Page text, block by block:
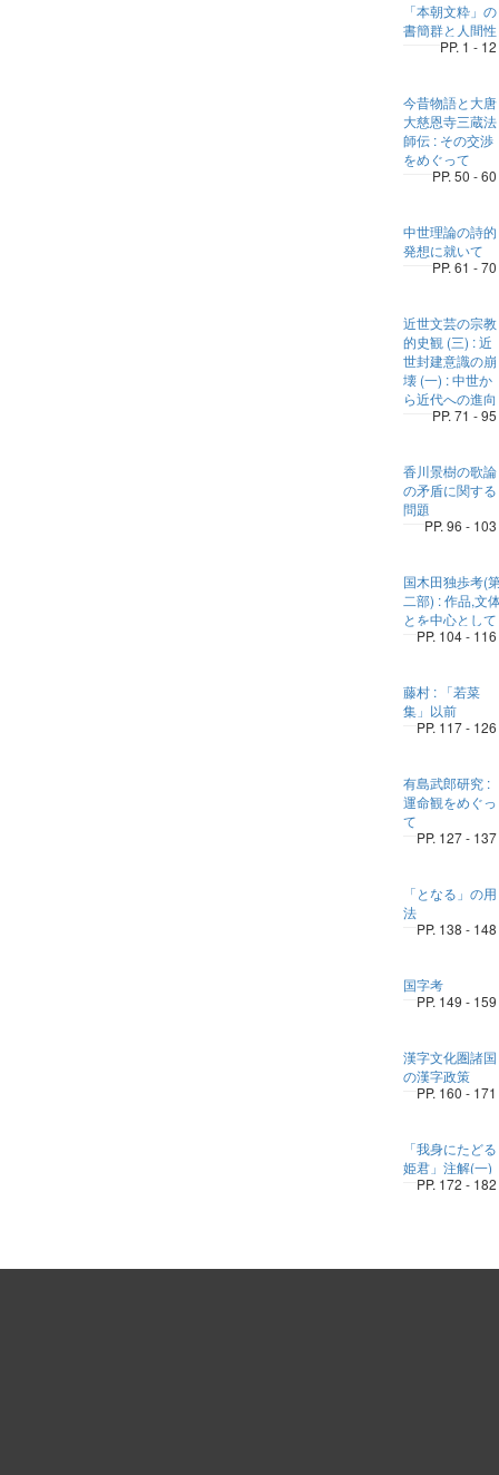
「本朝文粋」の
書簡群と人間性
PP. 1 - 12
今昔物語と大唐
大慈恩寺三蔵法
師伝 : その交渉
をめぐって
PP. 50 - 60
中世理論の詩的
発想に就いて
PP. 61 - 70
近世文芸の宗教
的史観 (三) : 近
世封建意識の崩
壊 (一) : 中世か
ら近代への進向
PP. 71 - 95
香川景樹の歌論
の矛盾に関する
問題
PP. 96 - 103
国木田独歩考(
二部) : 作品,文
とを中心として
PP. 104 - 116
藤村 : 「若菜
集」以前
PP. 117 - 126
有島武郎研究 :
運命観をめぐっ
て
PP. 127 - 137
「となる」の用
法
PP. 138 - 148
国字考
PP. 149 - 159
漢字文化圏諸国
の漢字政策
PP. 160 - 171
「我身にたどる
姫君」注解(一)
PP. 172 - 182